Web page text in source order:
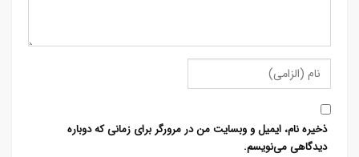
ذخیره نام، ایمیل و وبسایت من در مرورگر برای زمانی که دوباره
دیدگاهی می‌نویسم.